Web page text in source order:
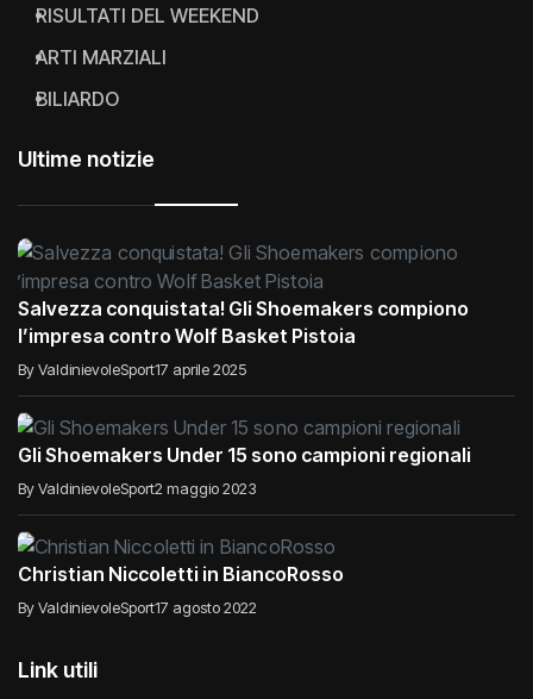
RISULTATI DEL WEEKEND
ARTI MARZIALI
BILIARDO
Ultime notizie
Salvezza conquistata! Gli Shoemakers compiono
l’impresa contro Wolf Basket Pistoia
By ValdinievoleSport17 aprile 2025
Gli Shoemakers Under 15 sono campioni regionali
By ValdinievoleSport2 maggio 2023
Christian Niccoletti in BiancoRosso
By ValdinievoleSport17 agosto 2022
Link utili